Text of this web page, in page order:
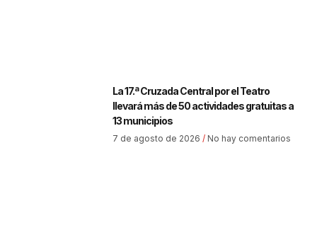
La 17.ª Cruzada Central por el Teatro
llevará más de 50 actividades gratuitas a
13 municipios
7 de agosto de 2026 No hay comentarios